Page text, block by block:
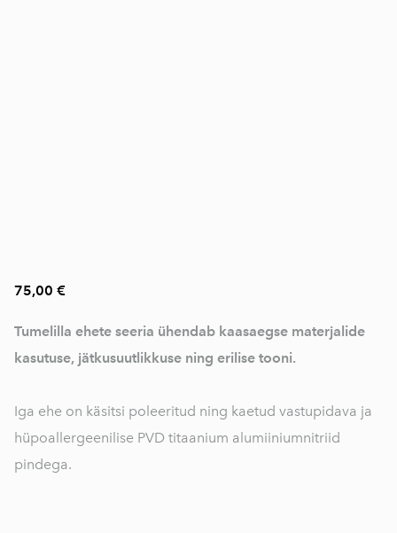
75,00 €
Tumelilla ehete seeria ühendab kaasaegse materjalide
kasutuse, jätkusuutlikkuse ning erilise tooni.
Iga ehe on käsitsi poleeritud ning kaetud vastupidava ja
hüpoallergeenilise PVD titaanium alumiiniumnitriid
pindega.